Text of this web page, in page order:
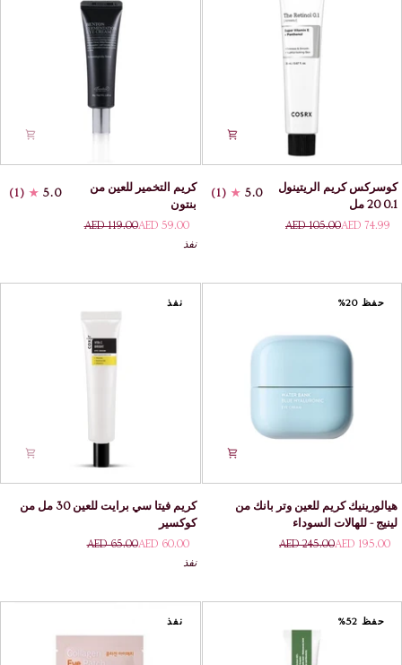
كوسركس
كريم
0.1
كوسركس كريم الريتينول
0.1 20 مل
5.0
(1)
AED 74.99
AED 105.00
كريم
التخمير
للعين
من
بنتون
كريم التخمير للعين من
بنتون
5.0
(1)
AED 59.00
AED 119.00
نفذ
حفظ 20%
هيالورينيك
كريم
للعين
وتر
لينيج -
للهالات
هيالورينيك كريم للعين وتر بانك من
لينيج - للهالات السوداء
AED 195.00
AED 245.00
نفذ
كريم
فيتا
سي
برايت
للعين
مل
من
كريم فيتا سي برايت للعين 30 مل من
كوكسير
AED 60.00
AED 65.00
نفذ
حفظ 52% نفذ